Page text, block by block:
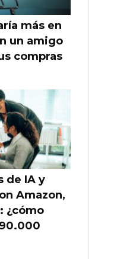
más en
un amigo
compras
de IA y
Amazon,
¿cómo